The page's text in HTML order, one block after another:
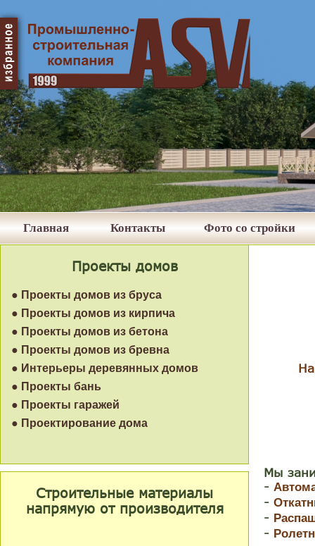
Главная Фото со стройки
Контакты
Проекты домов
● Проекты домов из бруса
● Проекты домов из кирпича
● Проекты домов из бетона
● Проекты домов из бревна
● Интерьеры деревянных домов
● Проекты бань
● Проекты гаражей
● Проектирование дома
Строительные материалы
напрямую от производителя
Мы
-
-
-
-